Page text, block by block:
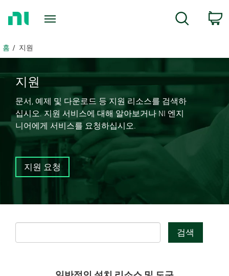
지
아
홈 지원
지원
문서, 예제 및 다운로드 등 지원 리소스를 검색하
십시오. 지원 서비스에 대해 알아보거나 NI 엔지
니어에게 서비스를 요청하십시오.
지원 요청
검색